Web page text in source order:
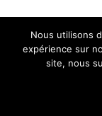
Nous utilisons
expérience sur
site, nous